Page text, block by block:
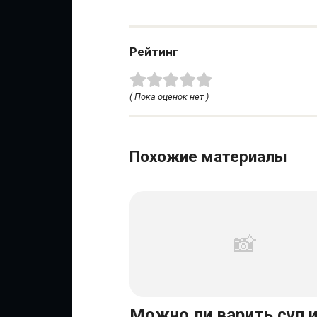
Рейтинг
( Пока оценок нет )
Похожие материалы